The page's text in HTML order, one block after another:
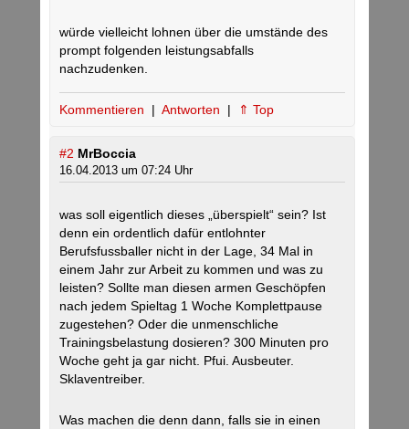
würde vielleicht lohnen über die umstände des
prompt folgenden leistungsabfalls
nachzudenken.
Kommentieren | Antworten | ⇑ Top
#2 MrBoccia
16.04.2013 um 07:24 Uhr
was soll eigentlich dieses „überspielt“ sein? Ist
denn ein ordentlich dafür entlohnter
Berufsfussballer nicht in der Lage, 34 Mal in
einem Jahr zur Arbeit zu kommen und was zu
leisten? Sollte man diesen armen Geschöpfen
nach jedem Spieltag 1 Woche Komplettpause
zugestehen? Oder die unmenschliche
Trainingsbelastung dosieren? 300 Minuten pro
Woche geht ja gar nicht. Pfui. Ausbeuter.
Sklaventreiber.
Was machen die denn dann, falls sie in einen